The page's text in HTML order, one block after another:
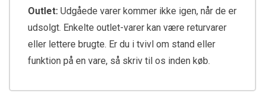
Outlet: Udgåede varer kommer ikke igen, når de er
udsolgt. Enkelte outlet-varer kan være returvarer
eller lettere brugte. Er du i tvivl om stand eller
funktion på en vare, så skriv til os inden køb.